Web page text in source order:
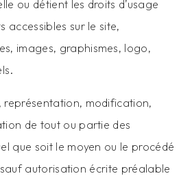
ou détient les droits d’usage
accessibles sur le site,
images, graphismes, logo,
représentation, modification,
de tout ou partie des
que soit le moyen ou le procédé
autorisation écrite préalable